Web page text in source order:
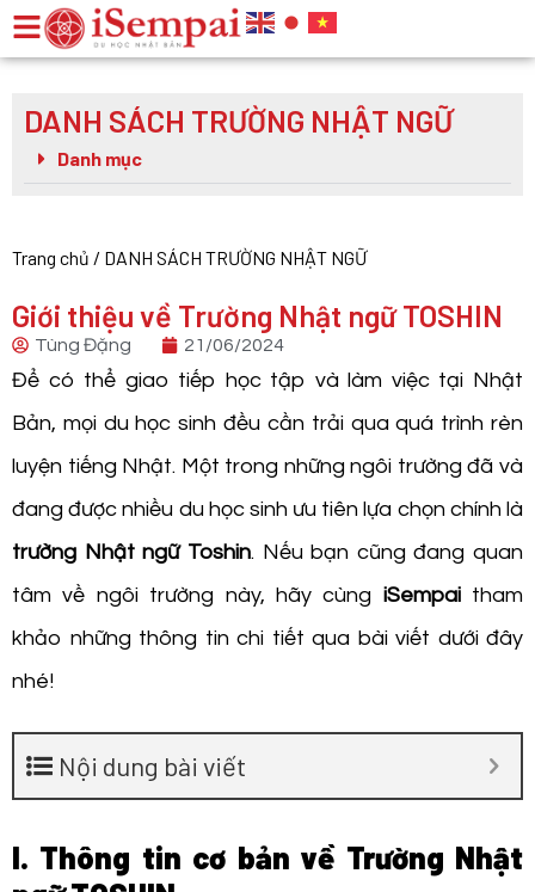
DANH SÁCH TRƯỜNG NHẬT NGỮ
Danh mục
Trang chủ / DANH SÁCH TRƯỜNG NHẬT NGỮ
Giới thiệu về Trường Nhật ngữ TOSHIN
Tùng Đặng 21/06/2024
Để có thể giao tiếp học tập và làm việc tại Nhật
Bản, mọi du học sinh đều cần trải qua quá trình rèn
luyện tiếng Nhật. Một trong những ngôi trường đã và
đang được nhiều du học sinh ưu tiên lựa chọn chính là
trường Nhật ngữ Toshin. Nếu bạn cũng đang quan
tâm về ngôi trường này, hãy cùng iSempaitham
khảo những thông tin chi tiết qua bài viết dưới đây
nhé!
Nội dung bài viết
I. Thông tin cơ bản về Trường Nhật